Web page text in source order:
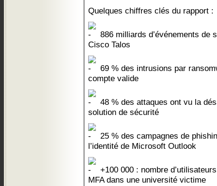
Quelques chiffres clés du rapport :
886 milliards d’événements de
Cisco Talos
69 % des intrusions par
compte valide
48 % des attaques ont vu la
solution de sécurité
25 % des campagnes de
l’identité de Microsoft Outlook
+100 000 : nombre
MFA dans une université victime